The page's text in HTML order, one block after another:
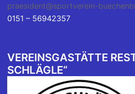
praesident@sportverein-
0151 – 56942357
VEREINSGASTÄTTE
SCHLÄGLE“